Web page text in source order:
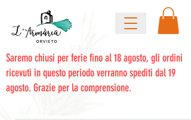
Saremo chiusi per ferie fino al 18 agosto, gli ordini
ricevuti in questo periodo verranno spediti dal 19
agosto. Grazie per la comprensione.